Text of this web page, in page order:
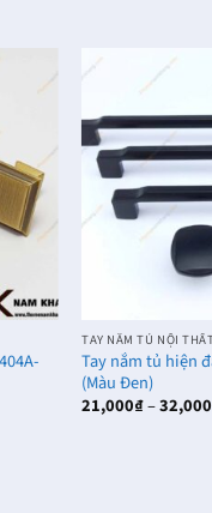
TAY NẮM TỦ NỘI
Tay nắm tủ hiện
(Màu Đen)
21,000₫–32,000